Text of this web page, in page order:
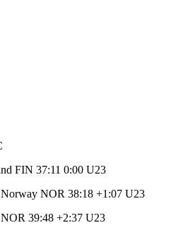
FIN 37:11 0:00 U23
NOR 38:18 +1:07 U23
39:48 +2:37 U23